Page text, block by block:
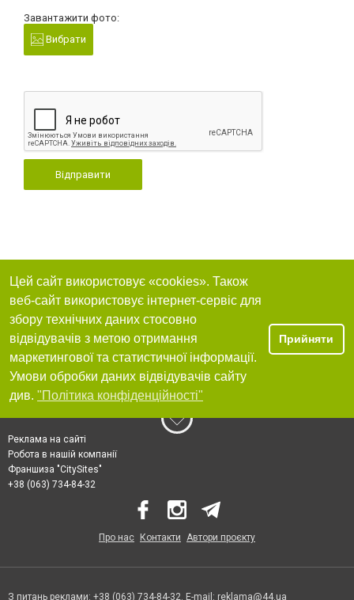
Завантажити фото:
Вибрати
Відправити
Цей сайт використовує «cookies». Також
веб-сайт використовує інтернет-сервіс для
збору технічних даних стосовно
відвідувачів з метою отримання
маркетингової та статистичної інформації.
Умови обробки даних відвідувачів сайту
див. "Політика конфіденційності"
Прийняти
Реклама на сайті
Робота в нашій компанії
Франшиза "CitySites"
+38 (063) 734-84-32
Про нас Контакти Автори проєкту
З питань реклами: +38 (063) 734-84-32. E-mail: reklama@44.ua